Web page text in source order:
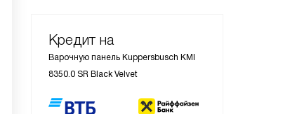
Кредит на
Варочную панель Kuppersbusch KMI
8350.0 SR Black Velvet